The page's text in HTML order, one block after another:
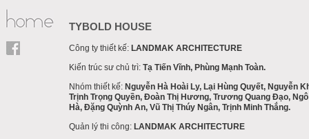
TYBOLD HOUSE
Công ty thiết kế: LANDMAK ARCHITECTURE
Kiến trúc sư chủ trì: Tạ Tiến Vĩnh, Phùng Mạnh Toàn.
Nhóm thiết kế: Nguyễn Hà Hoài Ly, Lại Hùng Quyết, Nguyễn
Trịnh Trọng Quyền, Đoàn Thị Hương, Trương Quang Đạo,
Hà, Đặng Quỳnh An, Vũ Thị Thúy Ngân, Trịnh Minh Thắng.
Quản lý thi công: LANDMAK ARCHITECTURE